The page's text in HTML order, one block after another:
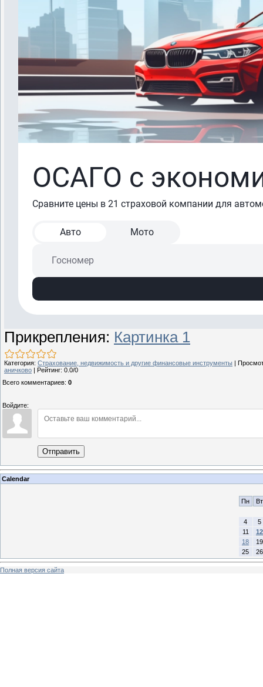
Прикрепления: Картинка 1
Категория: Страхование, недвижимость и другие финансовые инструменты
аничково
Рейтинг: 0.0/0
Всего комментариев: 0
Войдите:
Отправить
Calendar
Пн Вт
4
5
11
12
18
19
25
26
Полная версия сайта